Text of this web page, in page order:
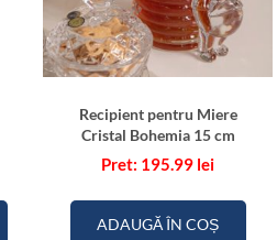
Recipient pentru Miere
Cristal Bohemia 15 cm
195.99 lei
ADAUGĂ ÎN COȘ